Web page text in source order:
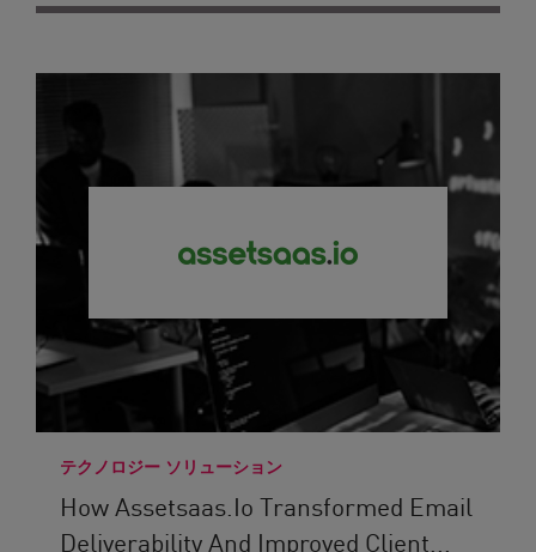
テクノロジー ソリューション
How Assetsaas.io Transformed Email
Deliverability And Improved Client...